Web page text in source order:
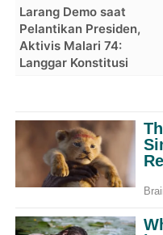
Larang Demo saat
Pelantikan Presiden,
Aktivis Malari 74:
Langgar Konstitusi